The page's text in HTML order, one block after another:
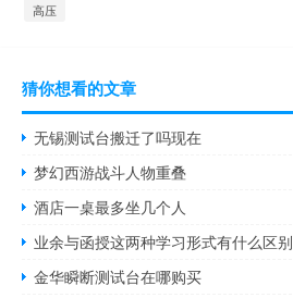
高压
猜你想看的文章
无锡测试台搬迁了吗现在
梦幻西游战斗人物重叠
酒店一桌最多坐几个人
业余与函授这两种学习形式有什么区别
金华瞬断测试台在哪购买